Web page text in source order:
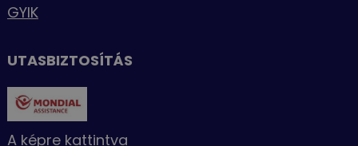
GYIK
UTASBIZTOSÍTÁS
A képre kattintva